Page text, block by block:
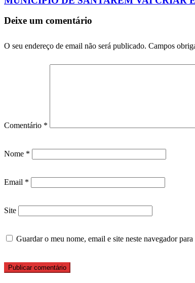
Deixe um comentário
O seu endereço de email não será publicado. Campos
Comentário *
Nome *
Email *
Site
Guardar o meu nome, email e site neste navegador